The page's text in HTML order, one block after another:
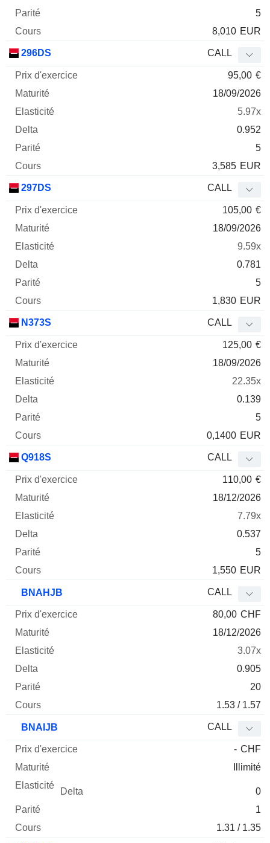
5
8,010 EUR
296DS CALL
95,00 €
18/09/2026
5.97x
0.952
5
3,585 EUR
297DS CALL
105,00 €
18/09/2026
9.59x
0.781
5
1,830 EUR
N373S CALL
125,00 €
18/09/2026
22.35x
0.139
5
0,1400 EUR
Q918S CALL
110,00 €
18/12/2026
7.79x
0.537
5
1,550 EUR
BNAHJB CALL
80,00 CHF
18/12/2026
3.07x
0.905
20
1.53 / 1.57
BNAIJB CALL
- CHF
Illimité
0
1
1.31 / 1.35